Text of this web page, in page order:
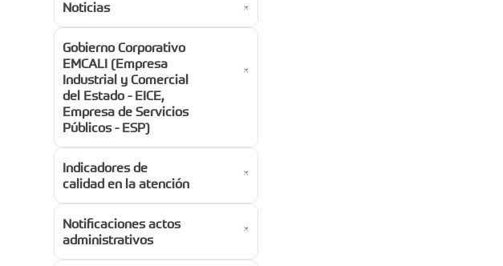
Noticias
Gobierno Corporativo
EMCALI (Empresa
Industrial y Comercial
del Estado - EICE,
Empresa de Servicios
Públicos - ESP)
Indicadores de
calidad en la atención
Notificaciones actos
administrativos